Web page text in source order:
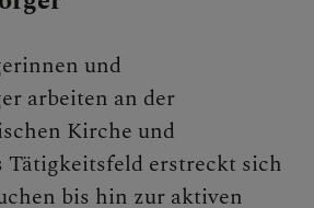
und
arbeiten an der
Kirche und
Tätigkeitsfeld erstreckt sich
bis hin zur aktiven